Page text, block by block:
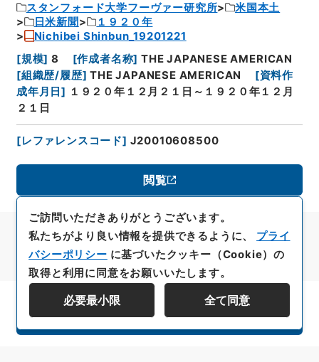
スタンフォード大学フーヴァー研究所
米国本土
日米新聞
１９２０年
Nichibei Shinbun_19201221
[規模] 8 [作成者名称] THE JAPANESE AMERICAN
[組織歴/履歴] THE JAPANESE AMERICAN [資料作
成年月日] １９２０年１２月２１日～１９２０年１２月
２１日
[レファレンスコード] J20010608500
閲覧
資料群階層を表示する
ご訪問いただきありがとうございます。
私たちがより良い情報を提供できるように、 プライ
バシーポリシー に基づいたクッキー（Cookie）の
取得と利用に同意をお願いいたします。
必要最小限 全て同意